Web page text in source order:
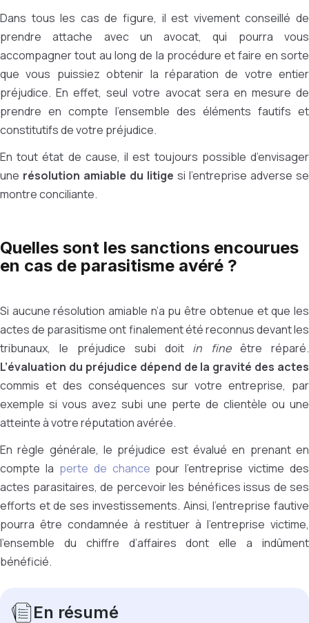
Dans tous les cas de figure, il est vivement conseillé de
prendre attache avec un avocat, qui pourra vous
accompagner tout au long de la procédure et faire en sorte
que vous puissiez obtenir la réparation de votre entier
préjudice. En effet, seul votre avocat sera en mesure de
prendre en compte l’ensemble des éléments fautifs et
constitutifs de votre préjudice.
En tout état de cause, il est toujours possible d’envisager
une résolution amiable du litige si l’entreprise adverse se
montre conciliante.
Quelles sont les sanctions encourues
en cas de parasitisme avéré ?
Si aucune résolution amiable n’a pu être obtenue et que les
actes de parasitisme ont finalement été reconnus devant les
tribunaux, le préjudice subi doit in fineêtre réparé.
L’évaluation du préjudice dépend de la gravité des actes
commis et des conséquences sur votre entreprise, par
exemple si vous avez subi une perte de clientèle ou une
atteinte à votre réputation avérée.
En règle générale, le préjudice est évalué en prenant en
compte la perte de chance pour l’entreprise victime des
actes parasitaires, de percevoir les bénéfices issus de ses
efforts et de ses investissements. Ainsi, l’entreprise fautive
pourra être condamnée à restituer à l’entreprise victime,
l’ensemble du chiffre d’affaires dont elle a indûment
bénéficié.
En résumé